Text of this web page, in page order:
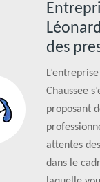
des
Chaussee
proposant
attentes
dans le